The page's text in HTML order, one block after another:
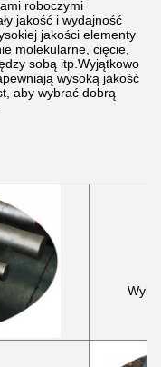
roboczymi
jakość i wydajność
jakości elementy
molekularne, cięcie,
sobą itp.Wyjątkowo
wysoką jakość
aby wybrać dobrą